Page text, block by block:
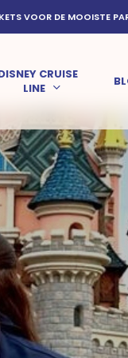
VOOR DE MOOISTE
CRUISE
LINE